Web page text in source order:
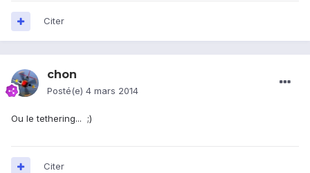
Citer
chon
Posté(e) 4 mars 2014
Ou le tethering... ;)
Citer